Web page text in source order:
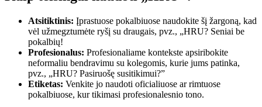
Atsitiktinis: Įprastuose pokalbiuose naudokite šį žargoną, kad
vėl užmegztumėte ryšį su draugais, pvz., „HRU? Seniai be
pokalbių!
Profesionalus: Profesionaliame kontekste apsiribokite
neformaliu bendravimu su kolegomis, kurie jums patinka,
pvz., „HRU? Pasiruošę susitikimui?”
Etiketas: Venkite jo naudoti oficialiuose ar rimtuose
pokalbiuose, kur tikimasi profesionalesnio tono.